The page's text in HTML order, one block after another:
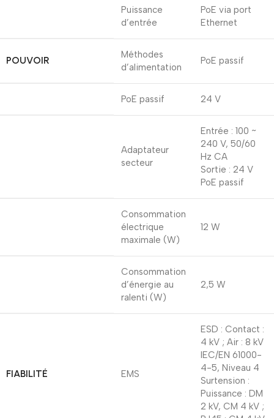
Puissance
d’entrée
PoE via port
Ethernet
POUVOIR
Méthodes
d’alimentation
PoE passif
PoE passif 24 V
Adaptateur
secteur
Entrée : 100 ~
240 V, 50/60
Hz CA
Sortie : 24 V
PoE passif
Consommation
électrique
maximale (W)
12 W
Consommation
d’énergie au
ralenti (W)
2,5 W
FIABILITÉ EMS
ESD : Contact :
4 kV ; Air : 8 kV
IEC/EN 61000-
4-5, Niveau 4
Surtension :
Puissance : DM
2 kV, CM 4 kV ;